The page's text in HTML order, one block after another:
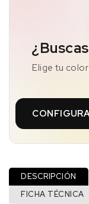
Elige tu
DESCRIPCIÓN
FICHA TÉCNICA